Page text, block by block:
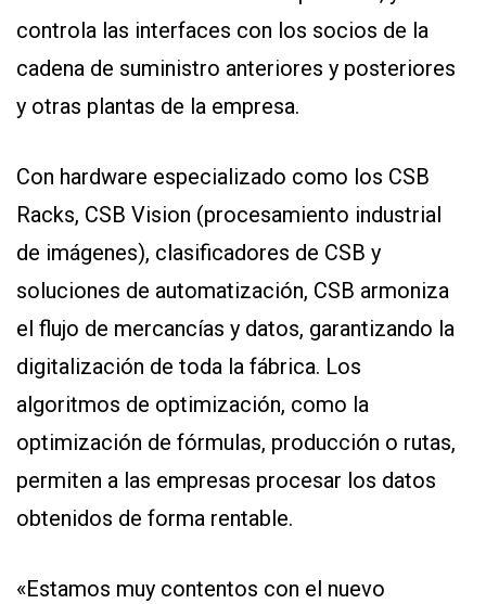
controla las interfaces con los socios de la
cadena de suministro anteriores y posteriores
y otras plantas de la empresa.
Con hardware especializado como los CSB
Racks, CSB Vision (procesamiento industrial
de imágenes), clasificadores de CSB y
soluciones de automatización, CSB armoniza
el flujo de mercancías y datos, garantizando la
digitalización de toda la fábrica. Los
algoritmos de optimización, como la
optimización de fórmulas, producción o rutas,
permiten a las empresas procesar los datos
obtenidos de forma rentable.
«Estamos muy contentos con el nuevo